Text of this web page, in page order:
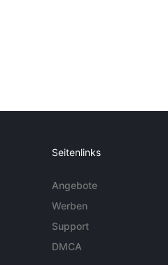
Seitenlinks
Angebote
Werben
Support
DMCA